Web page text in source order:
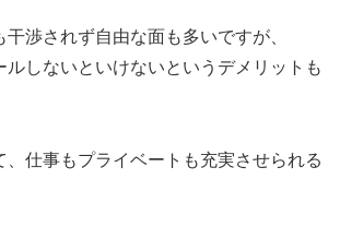
渉されず自由な面も多いですが、
ルしないといけないというデメリットも
、仕事もプライベートも充実させられる